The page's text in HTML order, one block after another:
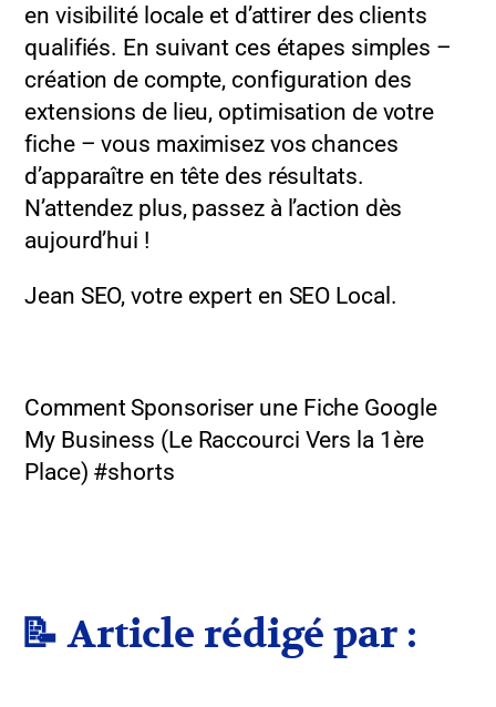
en visibilité locale et d’attirer des clients
qualifiés. En suivant ces étapes simples –
création de compte, configuration des
extensions de lieu, optimisation de votre
fiche – vous maximisez vos chances
d’apparaître en tête des résultats.
N’attendez plus, passez à l’action dès
aujourd’hui !
Jean SEO, votre expert en SEO Local.
Comment Sponsoriser une Fiche Google
My Business (Le Raccourci Vers la 1ère
Place) #shorts
📝 Article rédigé par :